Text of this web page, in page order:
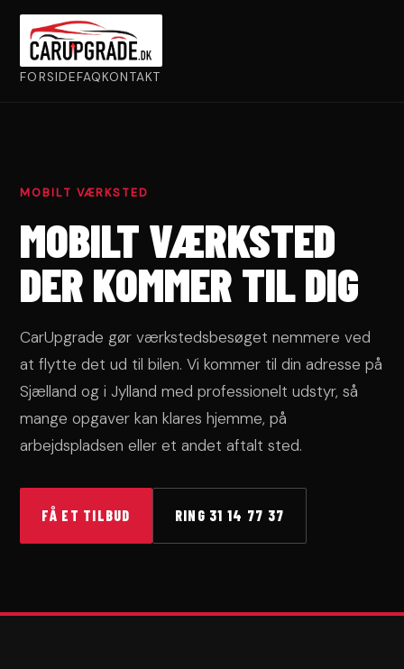
FORSIDEFAQKONTAKT
MOBILT VÆRKSTED
MOBILT VÆRKSTED
DER KOMMER TIL DIG
CarUpgrade gør værkstedsbesøget nemmere ved
at flytte det ud til bilen. Vi kommer til din adresse på
Sjælland og i Jylland med professionelt udstyr, så
mange opgaver kan klares hjemme, på
arbejdspladsen eller et andet aftalt sted.
FÅ ET TILBUD RING 31 14 77 37